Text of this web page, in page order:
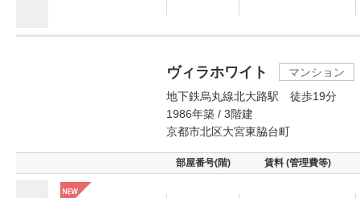
ヴィラホワイト
マンション
地下鉄烏丸線北大路駅 徒歩19分
1986年築 / 3階建
京都市北区大宮東脇台町
部屋番号(階) 賃料 (管理費等)